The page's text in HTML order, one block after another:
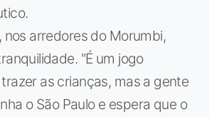
nos arredores do Morumbi,
"É um jogo
as crianças, mas a gente
o São Paulo e espera que o